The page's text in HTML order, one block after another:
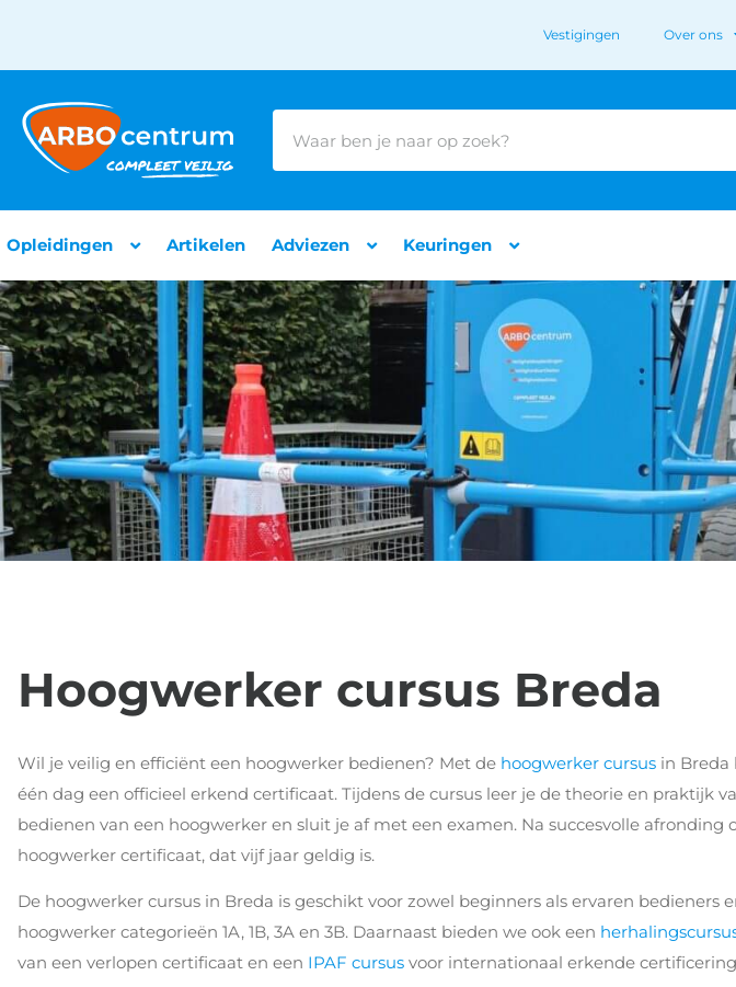
Vestigingen Over ons
Opleidingen Artikelen Adviezen Keuringen
Hoogwerker cursus Breda
Wil je veilig en efficiënt een hoogwerker bedienen? Met de hoogwerker cursus in Breda
één dag een officieel erkend certificaat. Tijdens de cursus leer je de theorie en praktijk
bedienen van een hoogwerker en sluit je af met een examen. Na succesvolle afronding
hoogwerker certificaat, dat vijf jaar geldig is.
De hoogwerker cursus in Breda is geschikt voor zowel beginners als ervaren bedieners
hoogwerker categorieën 1A, 1B, 3A en 3B. Daarnaast bieden we ook een
van een verlopen certificaat en een IPAF cursus voor internationaal erkende